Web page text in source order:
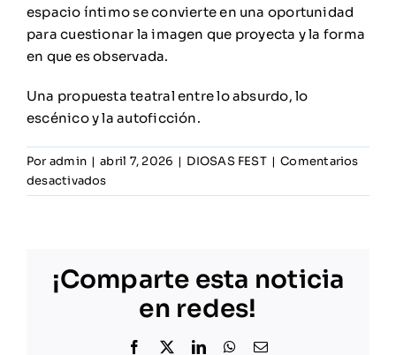
espacio íntimo se convierte en una oportunidad
para cuestionar la imagen que proyecta y la forma
en que es observada.
Una propuesta teatral entre lo absurdo, lo
escénico y la autoficción.
Por admin | abril 7, 2026 | DIOSAS FEST | Comentarios
desactivadosen
Cie
¡Comparte esta noticia
en redes!
Facebook
X LinkedInWhatsApp
Correo